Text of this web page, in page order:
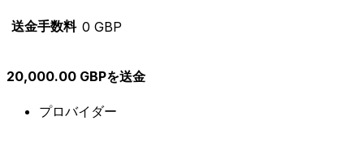
送金手数料 0 GBP
20,000.00 GBPを送金
プロバイダー